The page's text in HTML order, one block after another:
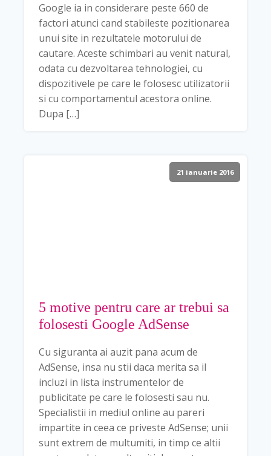
Google ia in considerare peste 660 de
factori atunci cand stabileste pozitionarea
unui site in rezultatele motorului de
cautare. Aceste schimbari au venit natural,
odata cu dezvoltarea tehnologiei, cu
dispozitivele pe care le folosesc utilizatorii
si cu comportamentul acestora online.
Dupa […]
21 ianuarie 2016
5 motive pentru care ar trebui sa
folosesti Google AdSense
Cu siguranta ai auzit pana acum de
AdSense, insa nu stii daca merita sa il
incluzi in lista instrumentelor de
publicitate pe care le folosesti sau nu.
Specialistii in mediul online au pareri
impartite in ceea ce priveste AdSense; unii
sunt extrem de multumiti, in timp ce altii